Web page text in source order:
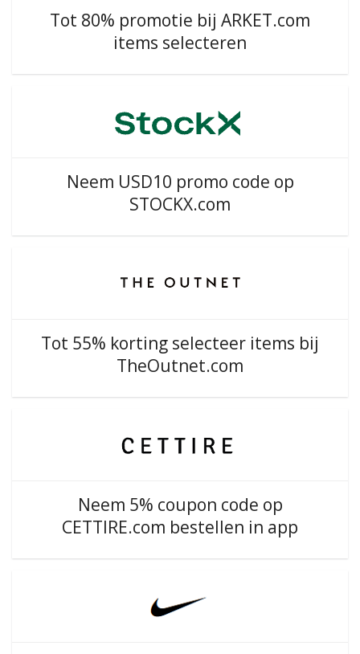
Tot 80% promotie bij ARKET.com
items selecteren
Neem USD10 promo code op
STOCKX.com
Tot 55% korting selecteer items bij
TheOutnet.com
Neem 5% coupon code op
CETTIRE.com bestellen in app